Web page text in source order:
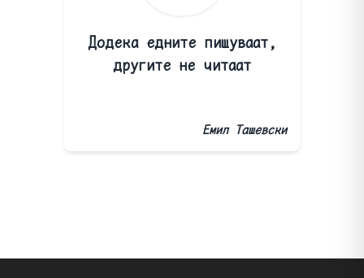
Додека едните пишуваат,
другите не читаат
Емил Ташевски